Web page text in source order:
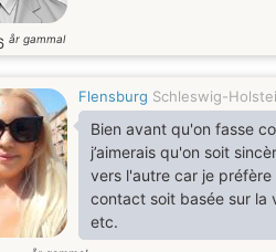
år gammal
Flensburg Schleswig-
Bien avant qu'on fasse
j’aimerais qu'on soit
vers l'autre car je
contact soit basée sur la
etc.